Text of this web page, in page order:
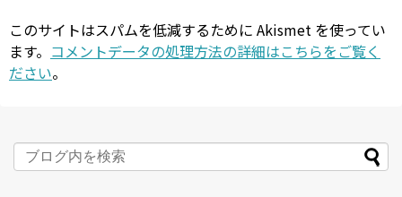
このサイトはスパムを低減するために Akismet を使ってい
ます。 コメントデータの処理方法の詳細はこちらをご覧く
ださい。